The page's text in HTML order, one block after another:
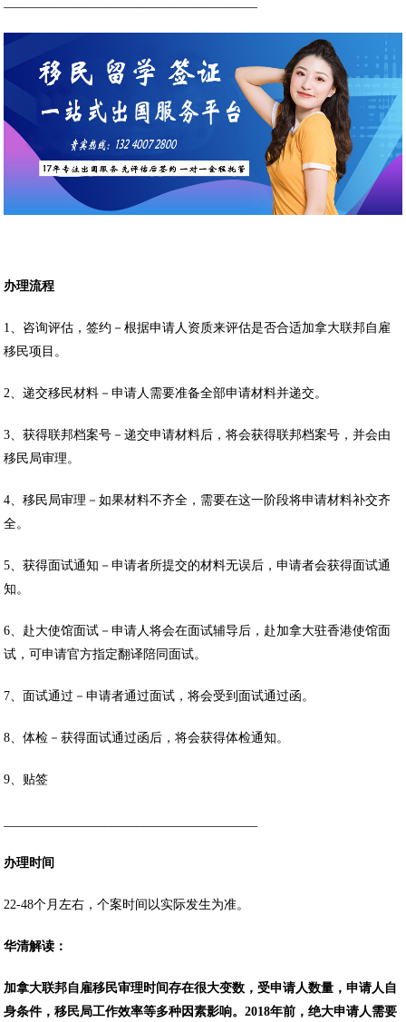
办理流程
1、咨询评估，签约－根据申请人资质来评估是否合适加拿大联邦自雇
移民项目。
2、递交移民材料－申请人需要准备全部申请材料并递交。
3、获得联邦档案号－递交申请材料后，将会获得联邦档案号，并会由
移民局审理。
4、移民局审理－如果材料不齐全，需要在这一阶段将申请材料补交齐
全。
5、获得面试通知－申请者所提交的材料无误后，申请者会获得面试通
知。
6、赴大使馆面试－申请人将会在面试辅导后，赴加拿大驻香港使馆面
试，可申请官方指定翻译陪同面试。
7、面试通过－申请者通过面试，将会受到面试通过函。
8、体检－获得面试通过函后，将会获得体检通知。
9、贴签
办理时间
22-48个月左右，个案时间以实际发生为准。
华清解读：
加拿大联邦自雇移民审理时间存在很大变数，受申请人数量，申请人自
身条件，移民局工作效率等多种因素影响。2018年前，绝大申请人需要